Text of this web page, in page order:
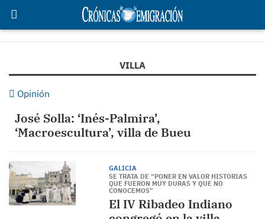
VILLA
Opinión
José Solla: ‘Inés-Palmira’,
‘Macroescultura’, villa de Bueu
GALICIA
SE TRATA DE “PONER EN VALOR HISTORIAS
QUE FUERON MUY DURAS Y QUE NO
CONOCEMOS”
El IV Ribadeo Indiano